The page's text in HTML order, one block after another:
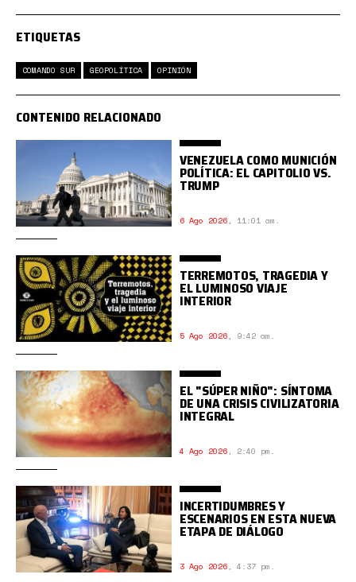
ETIQUETAS
COMANDO SUR GEOPOLÍTICA OPINIÓN
CONTENIDO RELACIONADO
VENEZUELA COMO MUNICIÓN
POLÍTICA: EL CAPITOLIO VS.
TRUMP
6 Ago 2026, 11:01 am.
TERREMOTOS, TRAGEDIA Y
EL LUMINOSO VIAJE
INTERIOR
5 Ago 2026, 9:42 am.
EL "SÚPER NIÑO": SÍNTOMA
DE UNA CRISIS CIVILIZATORIA
INTEGRAL
4 Ago 2026, 2:40 pm.
INCERTIDUMBRES Y
ESCENARIOS EN ESTA NUEVA
ETAPA DE DIÁLOGO
3 Ago 2026, 4:37 pm.